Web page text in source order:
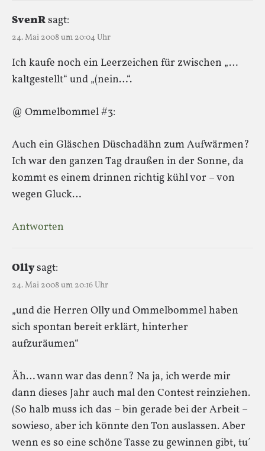
SvenRsagt:
24. Mai 2008 um 20:04 Uhr
Ich kaufe noch ein Leerzeichen für zwischen „…
kaltgestellt“ und „(nein…“.
@ Ommelbommel #3:
Auch ein Gläschen Düschadähn zum Aufwärmen?
Ich war den ganzen Tag draußen in der Sonne, da
kommt es einem drinnen richtig kühl vor – von
wegen Gluck…
Antworten
Ollysagt:
24. Mai 2008 um 20:16 Uhr
„und die Herren Olly und Ommelbommel haben
sich spontan bereit erklärt, hinterher
aufzuräumen“
Äh… wann war das denn? Na ja, ich werde mir
dann dieses Jahr auch mal den Contest reinziehen.
(So halb muss ich das – bin gerade bei der Arbeit –
sowieso, aber ich könnte den Ton auslassen. Aber
wenn es so eine schöne Tasse zu gewinnen gibt, tu´